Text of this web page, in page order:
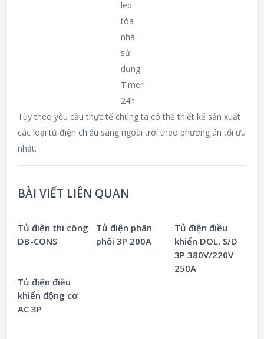
led
tòa
nhà
sử
dụng
Timer
24h.
Tùy theo yêu cầu thực tế chúng ta có thể thiết kế sản xuất
các loại tủ điện chiếu sáng ngoài trời theo phương án tối ưu
nhất.
BÀI VIẾT LIÊN QUAN
Tủ điện thi công
DB-CONS
Tủ điện phân
phối 3P 200A
Tủ điện điều
khiển DOL, S/D
3P 380V/220V
250A
Tủ điện điều
khiển động cơ
AC 3P